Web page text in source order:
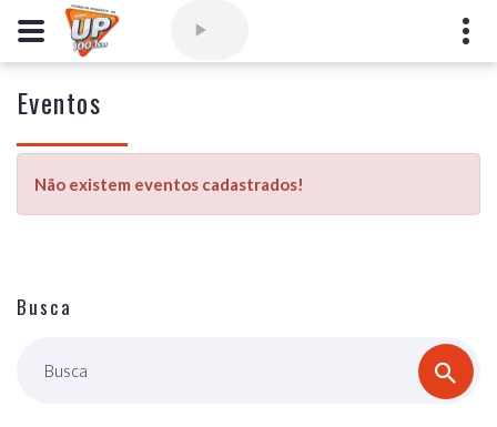
Vitória da Conquista - Bahia
marioborim@radioupconquista.com.br
Eventos
Não existem eventos cadastrados!
Busca
Busca